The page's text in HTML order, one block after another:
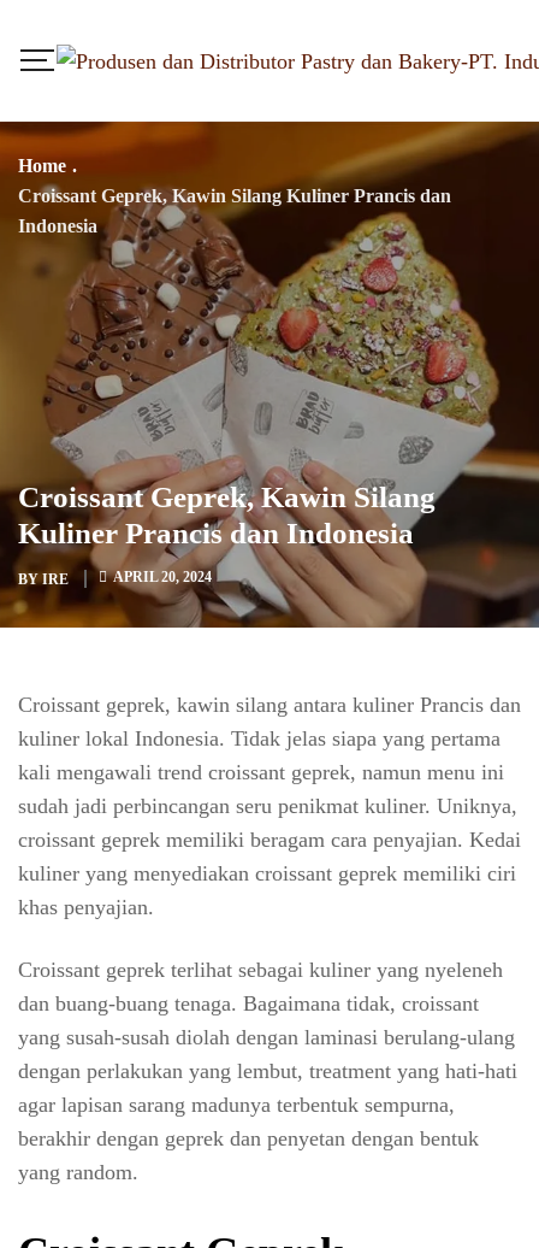
Home .
Croissant Geprek, Kawin Silang Kuliner Prancis dan
Indonesia
Croissant Geprek, Kawin Silang
Kuliner Prancis dan Indonesia
BYIRE APRIL 20, 2024
Croissant geprek, kawin silang antara kuliner Prancis dan
kuliner lokal Indonesia. Tidak jelas siapa yang pertama
kali mengawali trend croissant geprek, namun menu ini
sudah jadi perbincangan seru penikmat kuliner. Uniknya,
croissant geprek memiliki beragam cara penyajian. Kedai
kuliner yang menyediakan croissant geprek memiliki ciri
khas penyajian.
Croissant geprek terlihat sebagai kuliner yang nyeleneh
dan buang-buang tenaga. Bagaimana tidak, croissant
yang susah-susah diolah dengan laminasi berulang-ulang
dengan perlakukan yang lembut, treatment yang hati-hati
agar lapisan sarang madunya terbentuk sempurna,
berakhir dengan geprek dan penyetan dengan bentuk
yang random.